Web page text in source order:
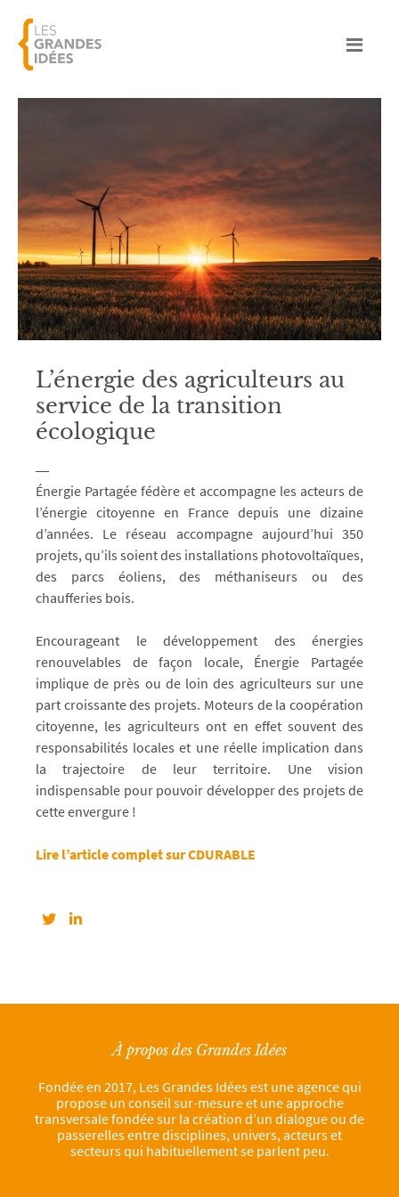
L’énergie des agriculteurs au
service de la transition
écologique
Énergie Partagée fédère et accompagne les acteurs de
l’énergie citoyenne en France depuis une dizaine
d’années. Le réseau accompagne aujourd’hui 350
projets, qu’ils soient des installations photovoltaïques,
des parcs éoliens, des méthaniseurs ou des
chaufferies bois.
Encourageant le développement des énergies
renouvelables de façon locale, Énergie Partagée
implique de près ou de loin des agriculteurs sur une
part croissante des projets. Moteurs de la coopération
citoyenne, les agriculteurs ont en effet souvent des
responsabilités locales et une réelle implication dans
la trajectoire de leur territoire. Une vision
indispensable pour pouvoir développer des projets de
cette envergure !
Lire l’article complet sur CDURABLE
À propos des Grandes Idées
Fondée en 2017, Les Grandes Idées est une agence qui
propose un conseil sur-mesure et une approche
transversale fondée sur la création d’un dialogue ou de
passerelles entre disciplines, univers, acteurs et
secteurs qui habituellement se parlent peu.